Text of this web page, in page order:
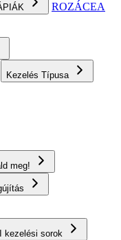
ROZÁCEA
Kezelés Típusa
meg!
kezelési sorok